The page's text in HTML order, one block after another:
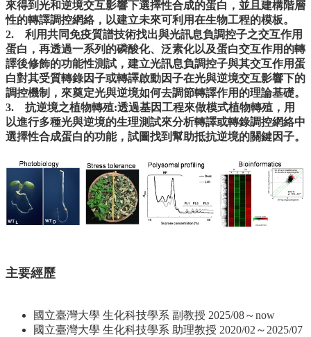
系
所
師
資
高
中
生
專
大
學
部
士
班
來得到光和逆境交互影響下選擇性合成的蛋白，並且建構階層
性的轉譯調控網絡，以建立未來可利用在生物工程的模板。
2. 利用共同免疫質譜技術找出與光訊息負調控子之交互作用
蛋白，再透過一系列的磷酸化、泛素化以及蛋白交互作用的轉
譯後修飾的功能性測試，建立光訊息負調控子與其交互作用蛋
白對其受質轉錄因子或轉譯啟動因子在光與逆境交互影響下的
調控機制，來奠定光與逆境如何去調節轉譯作用的理論基礎。
3. 抗逆境之植物轉殖:透過基因工程來做模式植物轉殖，用
以進行多種光與逆境的生理測試來分析轉譯或轉錄調控網絡中
選擇性合成蛋白的功能，試圖找到幫助抵抗逆境的關鍵因子。
主要經歷
國立臺灣大學 生化科技學系 副教授 2025/08～now
國立臺灣大學 生化科技學系 助理教授 2020/02～2025/07